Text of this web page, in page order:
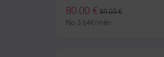
80.00 € 89.00€
No 3.64€/mēn.